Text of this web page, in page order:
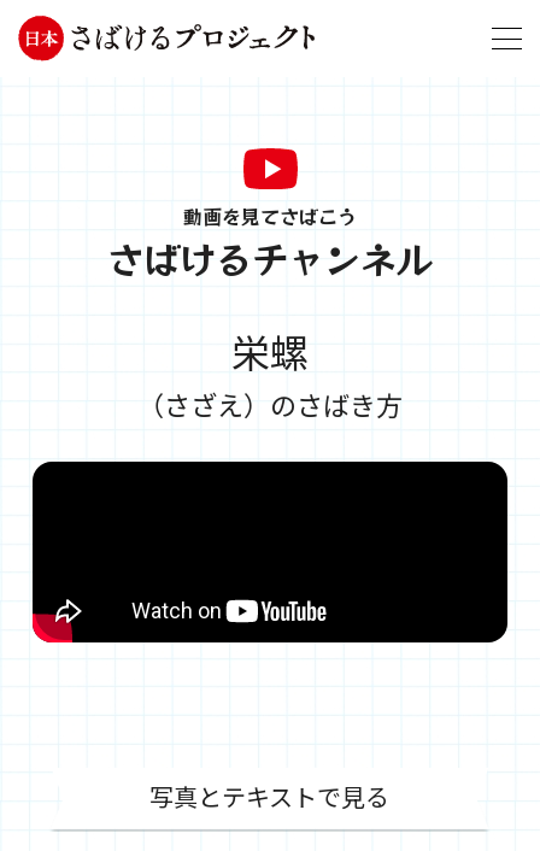
動画を見てさばこう
さばけるチャンネル
栄螺
（さざえ）のさばき方
写真とテキストで見る